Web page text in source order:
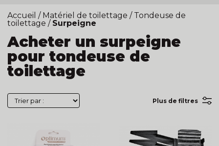
Accueil / Matériel de toilettage / Tondeuse de
toilettage / Surpeigne
Acheter un surpeigne
pour tondeuse de
toilettage
Plus de filtres